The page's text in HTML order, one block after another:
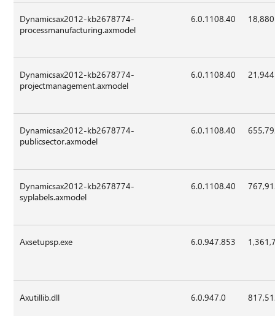
Dynamicsax2012-kb2678774-
processmanufacturing.axmodel
6.0.1108.40 18,880
Dynamicsax2012-kb2678774-
projectmanagement.axmodel
6.0.1108.40 21,944
Dynamicsax2012-kb2678774-
publicsector.axmodel
6.0.1108.40
Dynamicsax2012-kb2678774-
syplabels.axmodel
6.0.1108.40
Axsetupsp.exe 6.0.947.853
Axutillib.dll 6.0.947.0